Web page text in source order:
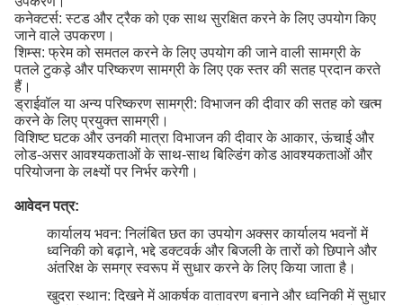
कनेक्टर्स: स्टड और ट्रैक को एक साथ सुरक्षित करने के लिए उपयोग किए
जाने वाले उपकरण।
शिम्स: फ्रेम को समतल करने के लिए उपयोग की जाने वाली सामग्री के
पतले टुकड़े और परिष्करण सामग्री के लिए एक स्तर की सतह प्रदान करते
हैं।
ड्राईवॉल या अन्य परिष्करण सामग्री: विभाजन की दीवार की सतह को खत्म
करने के लिए प्रयुक्त सामग्री।
विशिष्ट घटक और उनकी मात्रा विभाजन की दीवार के आकार, ऊंचाई और
लोड-असर आवश्यकताओं के साथ-साथ बिल्डिंग कोड आवश्यकताओं और
परियोजना के लक्ष्यों पर निर्भर करेगी।
आवेदन पत्र:
कार्यालय भवन: निलंबित छत का उपयोग अक्सर कार्यालय भवनों में
ध्वनिकी को बढ़ाने, भद्दे डक्टवर्क और बिजली के तारों को छिपाने और
अंतरिक्ष के समग्र स्वरूप में सुधार करने के लिए किया जाता है।
खुदरा स्थान: दिखने में आकर्षक वातावरण बनाने और ध्वनिकी में सुधार